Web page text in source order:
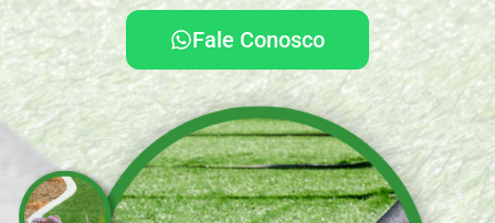
Fale Conosco